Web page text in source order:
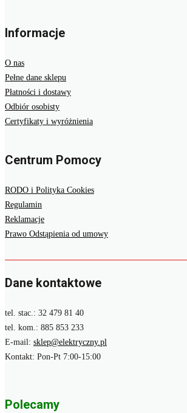
Informacje
O nas
Pełne dane sklepu
Płatności i dostawy
Odbiór osobisty
Certyfikaty i wyróżnienia
Centrum Pomocy
RODO i Polityka Cookies
Regulamin
Reklamacje
Prawo Odstąpienia od umowy
Dane kontaktowe
tel. stac.: 32 479 81 40
tel. kom.: 885 853 233
E-mail: sklep@elektryczny.pl
Kontakt: Pon-Pt 7:00-15:00
Polecamy